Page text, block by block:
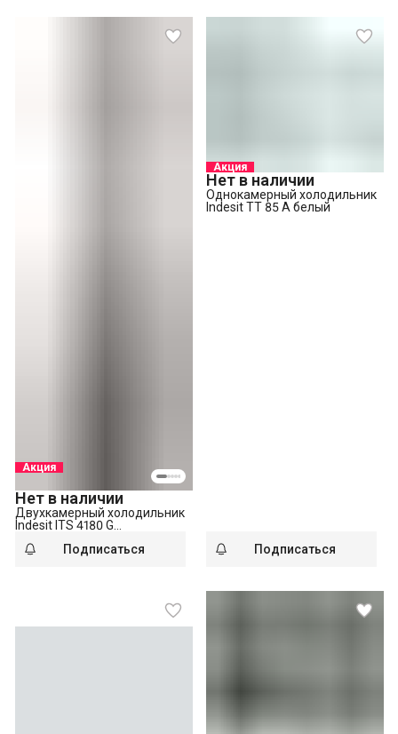
Акция
Нет в наличии
Двухкамерный холодильник
Indesit ITS 4180 G
Подписаться
Акция
Нет в наличии
Однокамерный холодильник
Indesit TT 85 A белый
Подписаться